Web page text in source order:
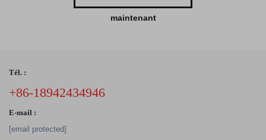
maintenant
Tél. :
+86-18942434946
E-mail :
[email protected]